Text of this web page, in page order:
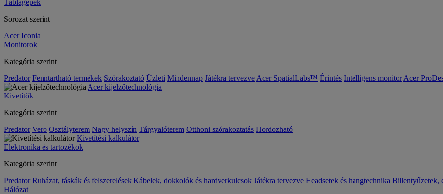
Táblagépek
Sorozat szerint
Acer Iconia
Monitorok
Kategória szerint
Predator Fenntartható termékek Szórakoztató Üzleti Mindennap Játékra tervezve Acer SpatialLabs™ Érintés Intelligens monitor Acer
Acer kijelzőtechnológia
Kivetítők
Kategória szerint
Predator Vero Osztályterem Nagy helyszín Tárgyalóterem Otthoni szórakoztatás Hordozható
Kivetítési kalkulátor
Elektronika és tartozékok
Kategória szerint
Predator Ruházat, táskák és felszerelések Kábelek, dokkolók és hardverkulcsok Játékra tervezve Headsetek és hangtechnika Billentyűzetek,
Hálózat